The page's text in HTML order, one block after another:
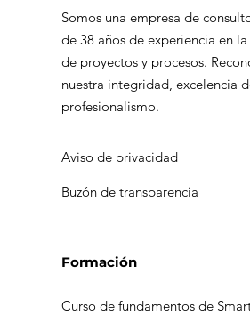
Formación
Curso de fundamentos de
Somos una empresa de
de 38 años de experiencia en
de proyectos y procesos.
nuestra integridad, excelencia
profesionalismo.
Aviso de privacidad
Buzón de transparencia